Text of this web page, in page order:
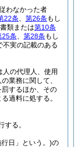
わなかった者
22条 第26条もし
類または第10条
25条 第28条もし
不実の記載のある
の代理人、使用
業務に関して、
するほか、その
過料に処する。
する。
日」という。)の